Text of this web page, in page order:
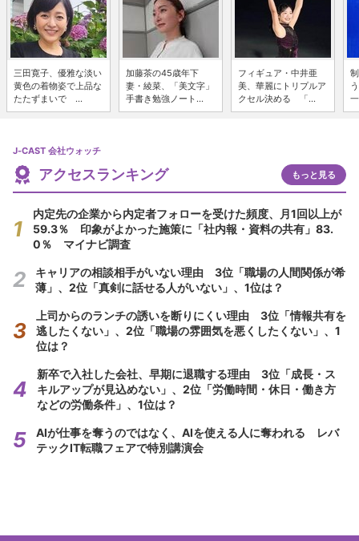
三田寛子、優雅な淡い
黄色の着物姿で上品な
たたずまいで ...
加藤茶の45歳年下
妻・綾菜、「美文字」
手書き勉強ノート...
フィギュア・中井亜
美、華麗にトリプルア
クセル決める 「...
J-CAST 会社ウォッチ
アクセスランキング もっと見る
内定先の企業から内定者フォローを受けた頻度、月1回以上が
59.3％ 印象がよかった施策に「社内報・資料の共有」83.
0％ マイナビ調査
キャリアの相談相手がいない理由 3位「職場の人間関係が希
薄」、2位「真剣に話せる人がいない」、1位は？
上司からのランチの誘いを断りにくい理由 3位「情報共有を
逃したくない」、2位「職場の雰囲気を悪くしたくない」、1
位は？
新卒で入社した会社、早期に退職する理由 3位「成長・ス
キルアップが見込めない」、2位「労働時間・休日・働き方
などの労働条件」、1位は？
AIが仕事を奪うのではなく、AIを使える人に奪われる レバ
テックIT転職フェアで特別講演会